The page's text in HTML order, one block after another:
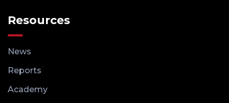
Resources
News
Reports
Academy